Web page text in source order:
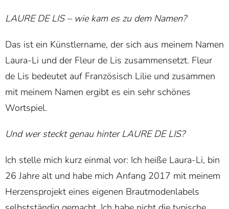
LAURE DE LIS – wie kam es zu dem Namen?
Das ist ein Künstlername, der sich aus meinem Namen
Laura-Li und der Fleur de Lis zusammensetzt. Fleur
de Lis bedeutet auf Französisch Lilie und zusammen
mit meinem Namen ergibt es ein sehr schönes
Wortspiel.
Und wer steckt genau hinter LAURE DE LIS?
Ich stelle mich kurz einmal vor: Ich heiße Laura-Li, bin
26 Jahre alt und habe mich Anfang 2017 mit meinem
Herzensprojekt eines eigenen Brautmodenlabels